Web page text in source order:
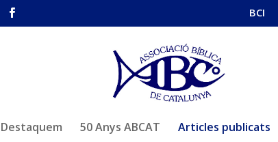
BCI
Destaquem 50 Anys ABCAT Articles publicats